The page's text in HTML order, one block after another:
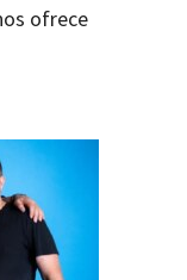
ofrece